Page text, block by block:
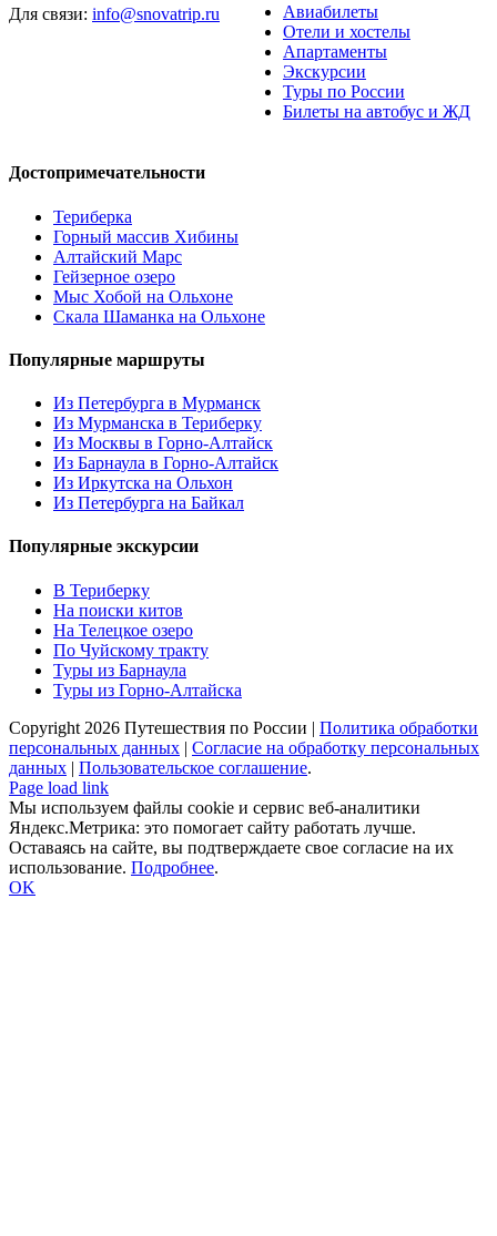
Авиабилеты
Отели и хостелы
Апартаменты
Экскурсии
Туры по России
Билеты на автобус и ЖД
Для связи: info@snovatrip.ru
Достопримечательности
Териберка
Горный массив Хибины
Алтайский Марс
Гейзерное озеро
Мыс Хобой на Ольхоне
Скала Шаманка на Ольхоне
Популярные маршруты
Из Петербурга в Мурманск
Из Мурманска в Териберку
Из Москвы в Горно-Алтайск
Из Барнаула в Горно-Алтайск
Из Иркутска на Ольхон
Из Петербурга на Байкал
Популярные экскурсии
В Териберку
На поиски китов
На Телецкое озеро
По Чуйскому тракту
Туры из Барнаула
Туры из Горно-Алтайска
Copyright 2026 Путешествия по России | Политика обработки
персональных данных | Согласие на обработку персональных
данных | Пользовательское cоглашение.
Page load link
Мы используем файлы cookie и сервис веб-аналитики
Яндекс.Метрика: это помогает сайту работать лучше.
Оставаясь на сайте, вы подтверждаете свое согласие на их
использование. Подробнее.
OK